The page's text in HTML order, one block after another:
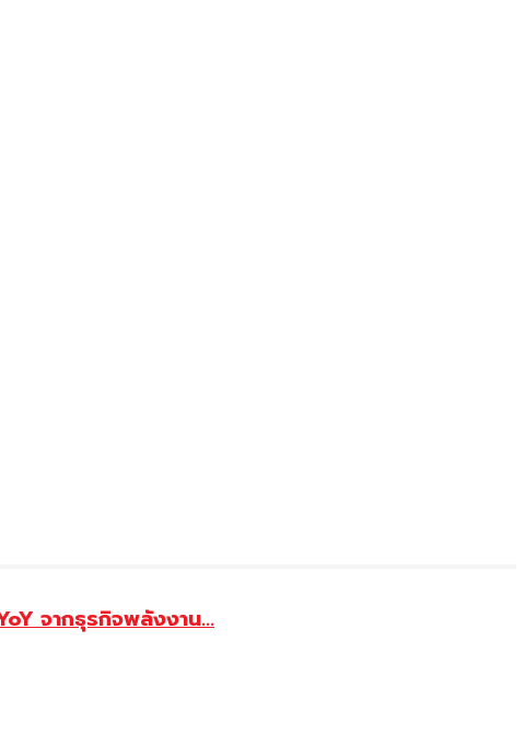
จากธุรกิจพลังงาน...